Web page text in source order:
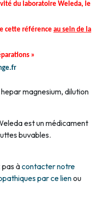
du laboratoire Weleda, le
cette référence au sein de la
»
magnesium, dilution
est un médicament
buvables.
pas àcontacter notre
par ce lienou